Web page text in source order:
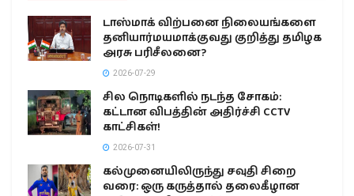
டாஸ்மாக் விற்பனை நிலையங்களை
தனியார்மயமாக்குவது குறித்து தமிழக
அரசு பரிசீலனை?
2026-07-29
சில நொடிகளில் நடந்த சோகம்:
கட்டான விபத்தின் அதிர்ச்சி CCTV
காட்சிகள்!
2026-07-31
கல்முனையிலிருந்து சவுதி சிறை
வரை: ஒரு கருத்தால் தலைகீழான